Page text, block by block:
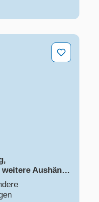
– 8
Aushänge